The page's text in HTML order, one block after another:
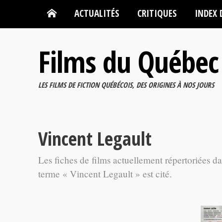
ACTUALITÉS CRITIQUES INDEX
Films du Québec
LES FILMS DE FICTION QUÉBÉCOIS, DES ORIGINES À NOS JOURS
Vincent Legault‍
Les fiches de films actuellement répertoriées
terme « Vincent Legault‍ » est cité.